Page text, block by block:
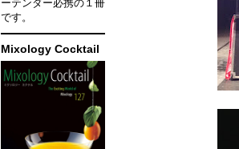
ーテンダー必携の１冊
です。
Mixology Cocktail